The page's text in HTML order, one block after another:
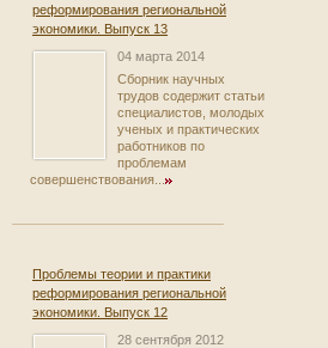
реформирования региональной
экономики. Выпуск 13
04 марта 2014
Сборник научных
трудов содержит статьи
специалистов, молодых
ученых и практических
работников по
проблемам
совершенствования...
Проблемы теории и практики
реформирования региональной
экономики. Выпуск 12
28 сентября 2012